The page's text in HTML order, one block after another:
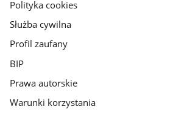
Polityka cookies
Służba cywilna
Profil zaufany
BIP
Prawa autorskie
Warunki korzystania